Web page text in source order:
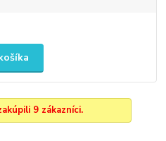
9 zákazníci.